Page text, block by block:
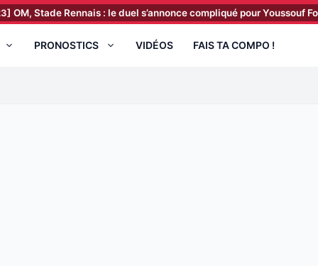
Rennais : le duel s’annonce compliqué pour Youssouf Fofana !
PRONOSTICS VIDÉOS FAIS TA COMPO !